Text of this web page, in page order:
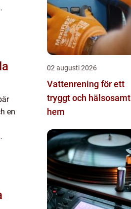
en
02 augusti 2026
Vattenrening för ett
tryggt och hälsosamt
hem